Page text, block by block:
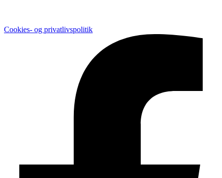
Cookies- og privatlivspolitik